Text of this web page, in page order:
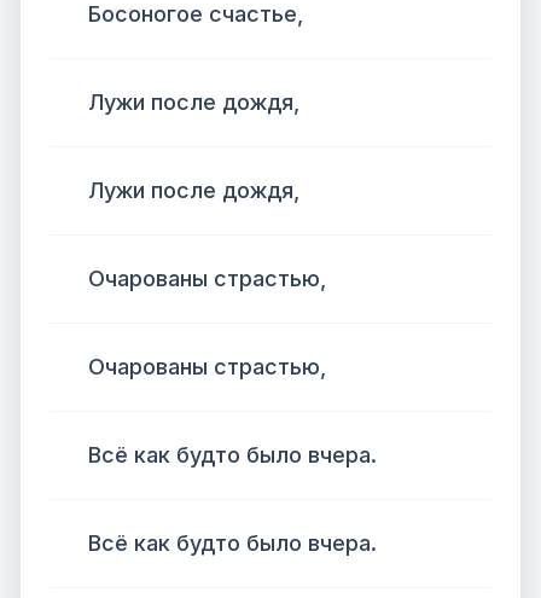
Босоногое счастье,
Лужи после дождя,
Лужи после дождя,
Очарованы страстью,
Очарованы страстью,
Всё как будто было вчера.
Всё как будто было вчера.